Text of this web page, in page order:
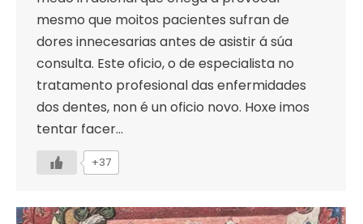
mesmo que moitos pacientes sufran de
dores innecesarias antes de asistir á súa
consulta. Este oficio, o de especialista no
tratamento profesional das enfermidades
dos dentes, non é un oficio novo. Hoxe imos
tentar facer…
+37